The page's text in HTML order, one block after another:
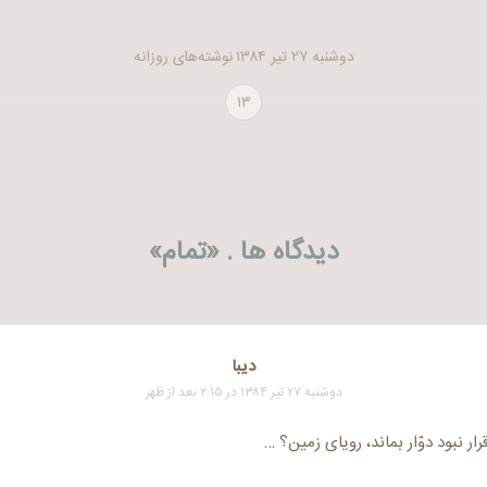
دوشنبه ۲۷ تیر ۱۳۸۴
نوشته‌های روزانه
۱۳
دیدگاه ها . «تمام»
دیبا
دوشنبه ۲۷ تیر ۱۳۸۴ در ۲:۱۵ بعد از ظهر
نبود دوّار بماند، رویای زمین؟ …